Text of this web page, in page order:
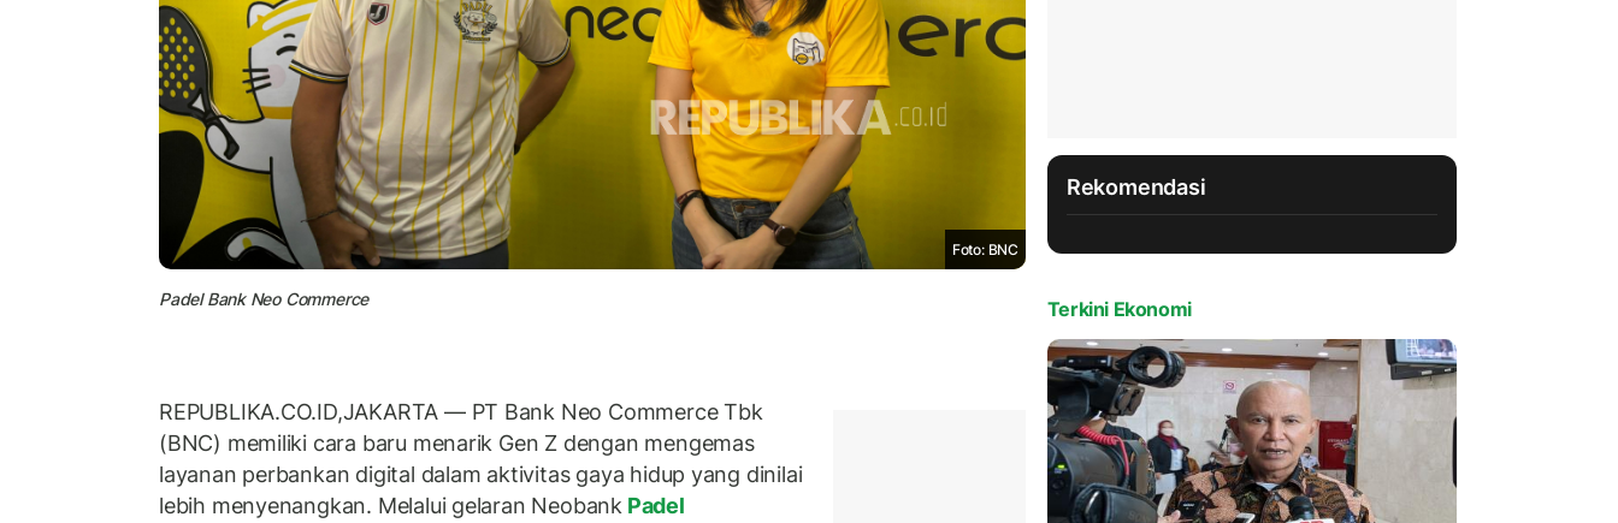
Foto: BNC
Padel Bank Neo Commerce
REPUBLIKA.CO.ID,JAKARTA — PT Bank Neo Commerce Tbk
(BNC) memiliki cara baru menarik Gen Z dengan mengemas
layanan perbankan digital dalam aktivitas gaya hidup yang dinilai
lebih menyenangkan. Melalui gelaran Neobank Padel
Rekomendasi
Terkini Ekonomi